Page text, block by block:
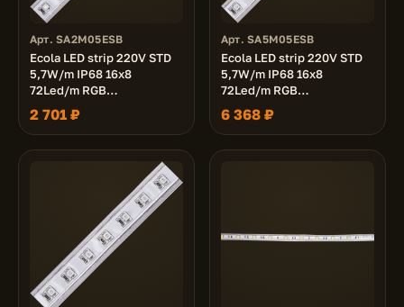
Арт. SA2M05ESB
Ecola LED strip 220V STD
5,7W/m IP68 16x8
72Led/m RGB
разноцветная лента 20м.
2 701 ₽
Арт. SA5M05ESB
Ecola LED strip 220V STD
5,7W/m IP68 16x8
72Led/m RGB
разноцветная лента 50м.
6 368 ₽